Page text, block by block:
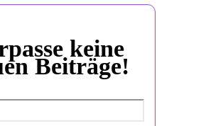
keine
Beiträge!